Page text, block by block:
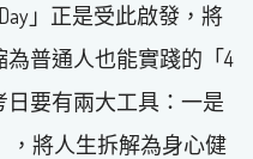
」正是受此啟發，將
普通人也能實踐的「4
要有兩大工具：一是
，將人生拆解為身心健